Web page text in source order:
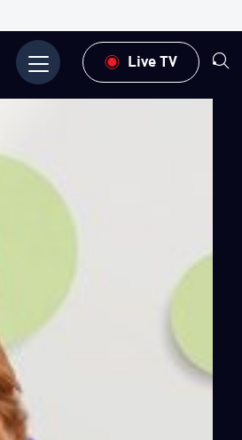
Μενού Live TV